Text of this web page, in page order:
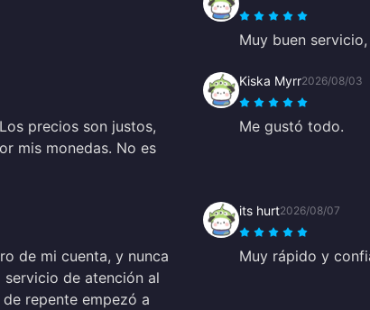
Muy buen
precios son justos,
mis monedas. No es
Kiska Myrr2026/08/03
Me gustó todo.
de mi cuenta, y nunca
de atención al
repente empezó a
its hurt2026/08/07
Muy rápido y